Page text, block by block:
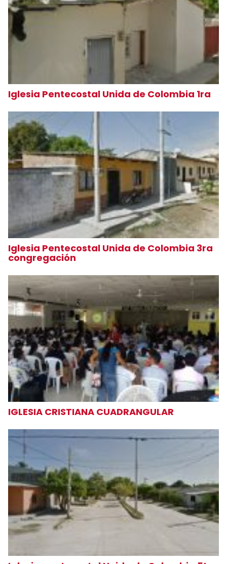
Iglesia Pentecostal Unida de Colombia 1ra
Iglesia Pentecostal Unida de Colombia 3ra
congregación
IGLESIA CRISTIANA CUADRANGULAR